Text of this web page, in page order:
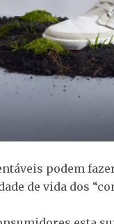
podem
de vida dos